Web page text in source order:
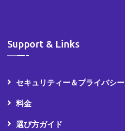
Support & Links
セキュリティー＆プライバシー
料金
選び方ガイド